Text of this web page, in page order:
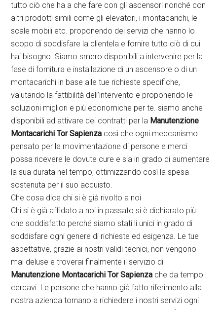
tutto ciò che ha a che fare con gli ascensori nonché con
altri prodotti simili come gli elevatori, i montacarichi, le
scale mobili etc. proponendo dei servizi che hanno lo
scopo di soddisfare la clientela e fornire tutto ciò di cui
hai bisogno. Siamo smero disponibili a intervenire per la
fase di fornitura e installazione di un ascensore o di un
montacarichi in base alle tue richieste specifiche,
valutando la fattibilità dell’intervento e proponendo le
soluzioni migliori e più economiche per te. siamo anche
disponibili ad attivare dei contratti per la Manutenzione
Montacarichi Tor Sapienza così che ogni meccanismo
pensato per la movimentazione di persone e merci
possa ricevere le dovute cure e sia in grado di aumentare
la sua durata nel tempo, ottimizzando così la spesa
sostenuta per il suo acquisto.
Che cosa dice chi si è già rivolto a noi
Chi si è già affidato a noi in passato si è dichiarato più
che soddisfatto perché siamo stati li unici in grado di
soddisfare ogni genere di richieste ed esigenza. Le tue
aspettative, grazie ai nostri validi tecnici, non vengono
mai deluse e troverai finalmente il servizio di
Manutenzione Montacarichi Tor Sapienza che da tempo
cercavi. Le persone che hanno già fatto riferimento alla
nostra azienda tornano a richiedere i nostri servizi ogni